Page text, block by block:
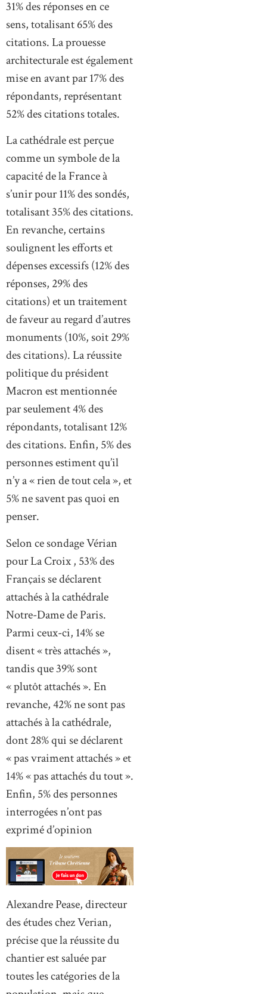
31% des réponses en ce
sens, totalisant 65% des
citations. La prouesse
architecturale est également
mise en avant par 17% des
répondants, représentant
52% des citations totales.
La cathédrale est perçue
comme un symbole de la
capacité de la France à
s’unir pour 11% des sondés,
totalisant 35% des citations.
En revanche, certains
soulignent les efforts et
dépenses excessifs (12% des
réponses, 29% des
citations) et un traitement
de faveur au regard d’autres
monuments (10%, soit 29%
des citations). La réussite
politique du président
Macron est mentionnée
par seulement 4% des
répondants, totalisant 12%
des citations. Enfin, 5% des
personnes estiment qu’il
n’y a « rien de tout cela », et
5% ne savent pas quoi en
penser.
Selon ce sondage Vérian
pour La Croix , 53% des
Français se déclarent
attachés à la cathédrale
Notre-Dame de Paris.
Parmi ceux-ci, 14% se
disent « très attachés »,
tandis que 39% sont
« plutôt attachés ». En
revanche, 42% ne sont pas
attachés à la cathédrale,
dont 28% qui se déclarent
« pas vraiment attachés » et
14% « pas attachés du tout ».
Enfin, 5% des personnes
interrogées n’ont pas
exprimé d’opinion
Alexandre Pease, directeur
des études chez Verian,
précise que la réussite du
chantier est saluée par
toutes les catégories de la